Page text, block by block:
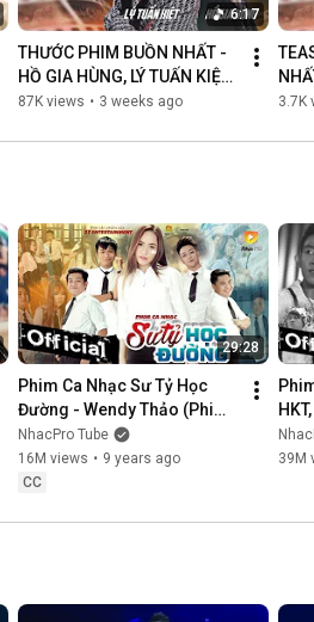
6:17
THƯỚC PHIM BUỒN NHẤT -
HỒ GIA HÙNG, LÝ TUẤN KIỆT |
OFFICIAL MUSIC VIDEO
87K views • 3 weeks ago 3.7K
29:28
Phim Ca Nhạc Sư Tỷ Học
Đường - Wendy Thảo (Phim
Ca Nhạc Hay Nhất 2017)
NhacPro Tube
16M views • 9 years ago
CC
39M